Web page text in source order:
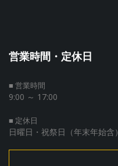
営業時間・定休日
■ 営業時間
9:00 ～ 17:00
■ 定休日
日曜日・祝祭日（年末年始含）